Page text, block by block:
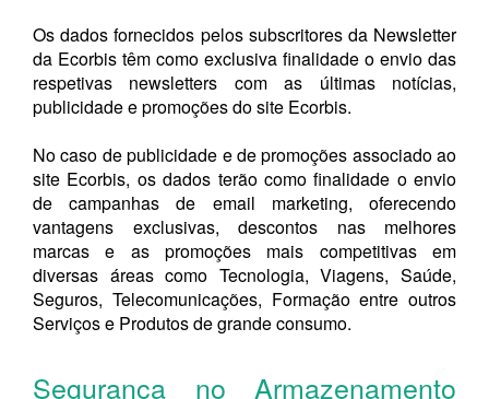
Os dados fornecidos pelos subscritores da Newsletter
da Ecorbis têm como exclusiva finalidade o envio das
respetivas newsletters com as últimas notícias,
publicidade e promoções do site Ecorbis.
No caso de publicidade e de promoções associado ao
site Ecorbis, os dados terão como finalidade o envio
de campanhas de email marketing, oferecendo
vantagens exclusivas, descontos nas melhores
marcas e as promoções mais competitivas em
diversas áreas como Tecnologia, Viagens, Saúde,
Seguros, Telecomunicações, Formação entre outros
Serviços e Produtos de grande consumo.
Segurança no Armazenamento